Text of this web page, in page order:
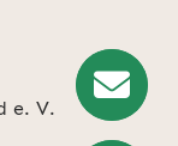
e. V.